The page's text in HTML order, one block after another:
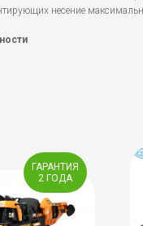
несение
ГАРАНТИЯ
2 ГОДА